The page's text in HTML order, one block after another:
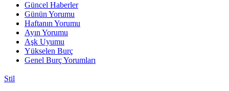
Güncel Haberler
Günün Yorumu
Haftanın Yorumu
Ayın Yorumu
Aşk Uyumu
Yükselen Burç
Genel Burç Yorumları
Stil